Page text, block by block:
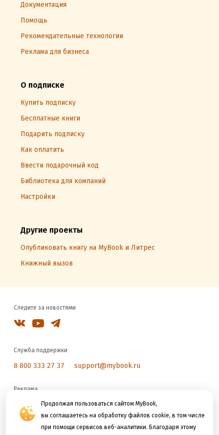
Продолжая пользоваться сайтом MyBook,
вы соглашаетесь на обработку файлов cookie, в том числе
при помощи сервисов веб-аналитики. Благодаря этому
Документация
Помощь
Рекомендательные технологии
Реклама для бизнеса
О подписке
Купить подписку
Бесплатные книги
Подарить подписку
Как оплатить
Ввести подарочный код
Библиотека для компаний
Настройки
Другие проекты
Опубликовать книгу на MyBook и Литрес
Книжный вызов
Следите за новостями
Служба поддержки
8 800 333 27 37 support@mybook.ru
Реклама
reklama@litres.ru
Мы принимаем к оплате